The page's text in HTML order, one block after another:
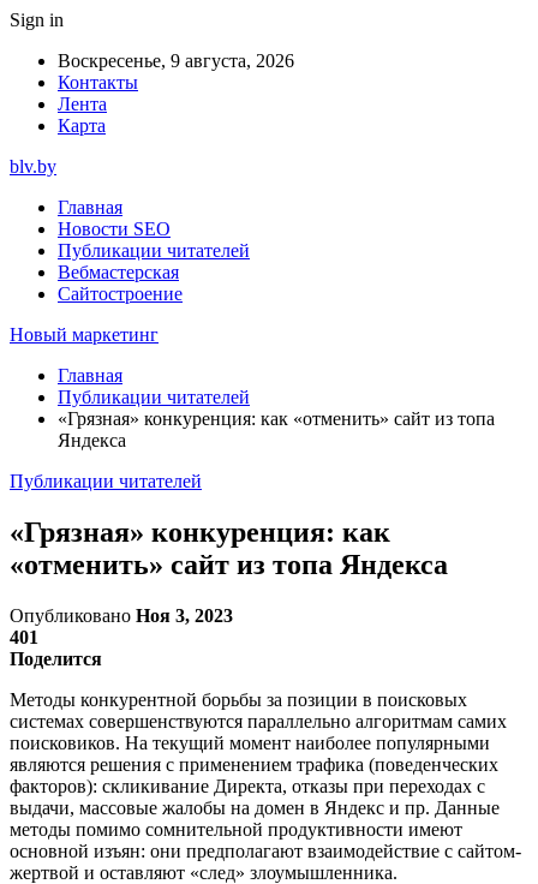
Sign in
Воскресенье, 9 августа, 2026
Контакты
Лента
Карта
blv.by
Главная
Новости SEO
Публикации читателей
Вебмастерская
Сайтостроение
Новый маркетинг
Главная
Публикации читателей
«Грязная» конкуренция: как «отменить» сайт из топа
Яндекса
Публикации читателей
«Грязная» конкуренция: как
«отменить» сайт из топа Яндекса
Опубликовано Ноя 3, 2023
401
Поделится
Методы конкурентной борьбы за позиции в поисковых
системах совершенствуются параллельно алгоритмам самих
поисковиков. На текущий момент наиболее популярными
являются решения с применением трафика (поведенческих
факторов): скликивание Директа, отказы при переходах с
выдачи, массовые жалобы на домен в Яндекс и пр. Данные
методы помимо сомнительной продуктивности имеют
основной изъян: они предполагают взаимодействие с сайтом-
жертвой и оставляют «след» злоумышленника.